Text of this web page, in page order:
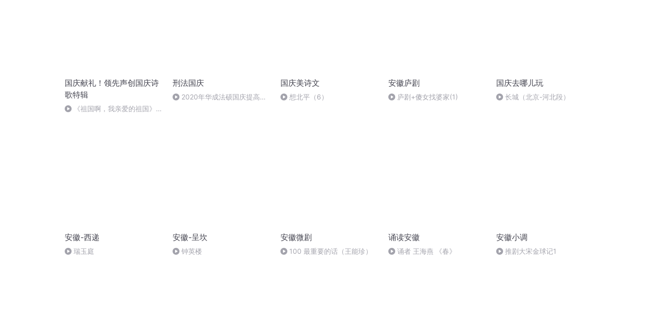
国庆献礼！领先声创国庆诗
歌特辑
《祖国啊，我亲爱的祖国》温
刑法国庆
2020年华成法硕国庆提高班
国庆美诗文
想北平（6）
安徽庐剧
庐剧+傻女找婆家(1)
国庆去哪儿玩
长城（北京-河北段）
安徽-西递
瑞玉庭
安徽-呈坎
钟英楼
安徽微剧
100 最重要的话（王能珍）
诵读安徽
诵者 王海燕 《春》
安徽小调
推剧大宋金球记1